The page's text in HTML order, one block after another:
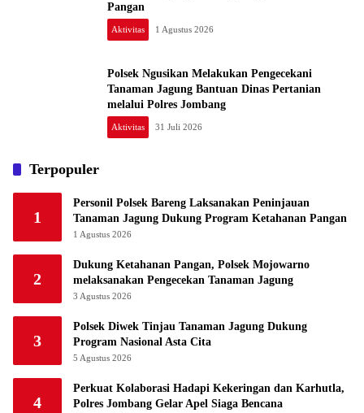
Pangan
Aktivitas 1 Agustus 2026
Polsek Ngusikan Melakukan Pengecekani
Tanaman Jagung Bantuan Dinas Pertanian
melalui Polres Jombang
Aktivitas 31 Juli 2026
Terpopuler
1
Personil Polsek Bareng Laksanakan Peninjauan
Tanaman Jagung Dukung Program Ketahanan Pangan
1 Agustus 2026
2
Dukung Ketahanan Pangan, Polsek Mojowarno
melaksanakan Pengecekan Tanaman Jagung
3 Agustus 2026
3
Polsek Diwek Tinjau Tanaman Jagung Dukung
Program Nasional Asta Cita
5 Agustus 2026
4
Perkuat Kolaborasi Hadapi Kekeringan dan Karhutla,
Polres Jombang Gelar Apel Siaga Bencana